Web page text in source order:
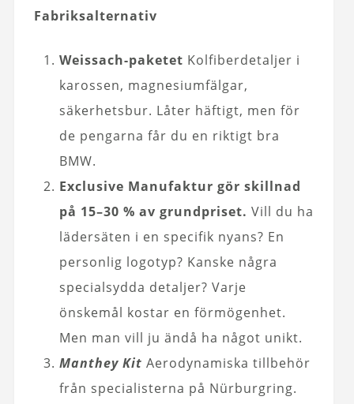
Fabriksalternativ
Weissach-paketet Kolfiberdetaljer i
karossen, magnesiumfälgar,
säkerhetsbur. Låter häftigt, men för
de pengarna får du en riktigt bra
BMW.
Exclusive Manufaktur gör skillnad
på 15–30 % av grundpriset. Vill du ha
lädersäten i en specifik nyans? En
personlig logotyp? Kanske några
specialsydda detaljer? Varje
önskemål kostar en förmögenhet.
Men man vill ju ändå ha något unikt.
Manthey Kit Aerodynamiska tillbehör
från specialisterna på Nürburgring.